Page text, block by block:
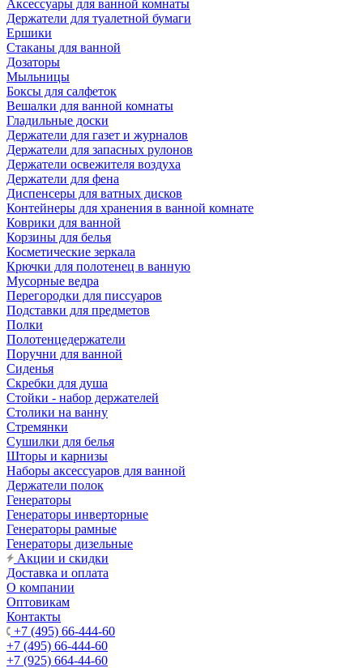
Аксессуары для ванной комнаты
Держатели для туалетной бумаги
Ершики
Стаканы для ванной
Дозаторы
Мыльницы
Боксы для салфеток
Вешалки для ванной комнаты
Гладильные доски
Держатели для газет и журналов
Держатели для запасных рулонов
Держатели освежителя воздуха
Держатели для фена
Диспенсеры для ватных дисков
Контейнеры для хранения в ванной комнате
Коврики для ванной
Корзины для белья
Косметические зеркала
Крючки для полотенец в ванную
Мусорные ведра
Перегородки для писсуаров
Подставки для предметов
Полки
Полотенцедержатели
Поручни для ванной
Сиденья
Скребки для душа
Стойки - набор держателей
Столики на ванну
Стремянки
Сушилки для белья
Шторы и карнизы
Наборы аксессуаров для ванной
Держатели полок
Генераторы
Генераторы инверторные
Генераторы рамные
Генераторы дизельные
Акции и скидки
Доставка и оплата
О компании
Оптовикам
Контакты
+7 (495) 66-444-60
+7 (495) 66-444-60
+7 (925) 664-44-60